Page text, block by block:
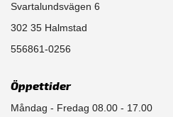
Svartalundsvägen 6
302 35 Halmstad
556861-0256
Öppettider
Måndag - Fredag 08.00 - 17.00